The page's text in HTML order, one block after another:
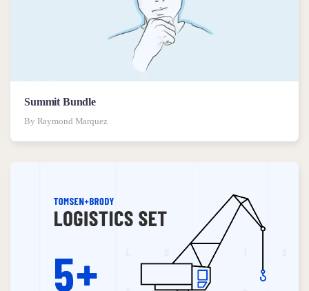
Summit Bundle
By Raymond Marquez